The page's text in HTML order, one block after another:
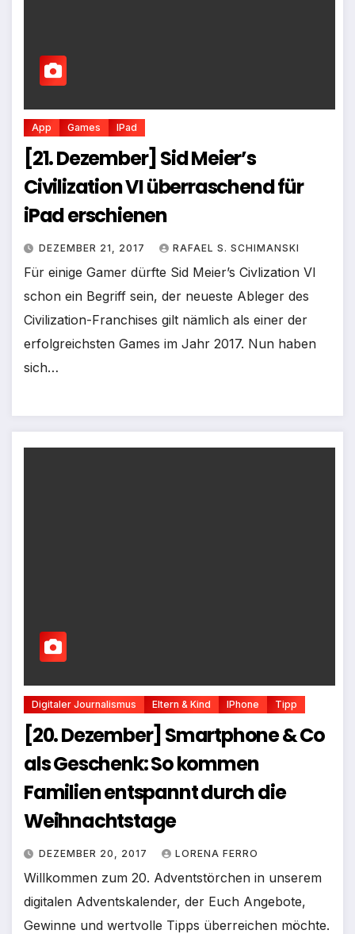
App Games IPad
[21. Dezember] Sid Meier’s
Civilization VI überraschend für
iPad erschienen
DEZEMBER 21, 2017 RAFAEL S. SCHIMANSKI
Für einige Gamer dürfte Sid Meier’s Civlization VI
schon ein Begriff sein, der neueste Ableger des
Civilization-Franchises gilt nämlich als einer der
erfolgreichsten Games im Jahr 2017. Nun haben
sich…
Digitaler Journalismus Eltern & Kind IPhone Tipp
[20. Dezember] Smartphone & Co
als Geschenk: So kommen
Familien entspannt durch die
Weihnachtstage
DEZEMBER 20, 2017 LORENA FERRO
Willkommen zum 20. Adventstörchen in unserem
digitalen Adventskalender, der Euch Angebote,
Gewinne und wertvolle Tipps überreichen möchte.